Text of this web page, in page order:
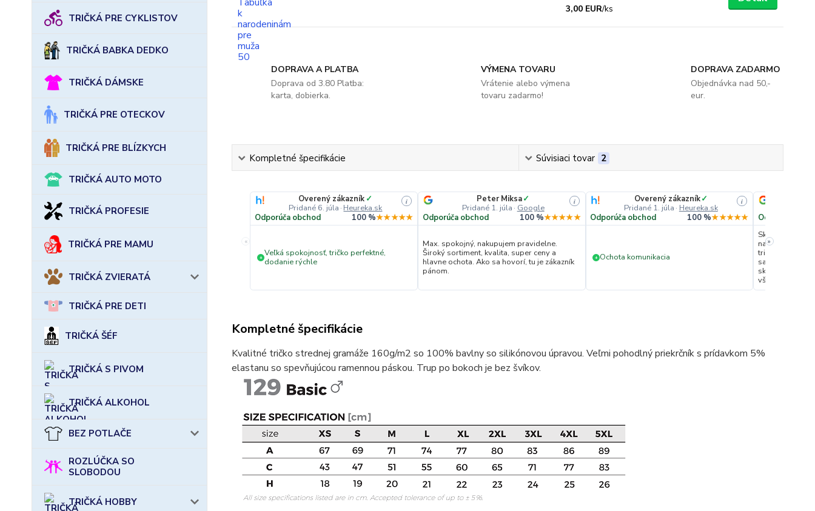
TRIČKÁ PRE CYKLISTOV
TRIČKÁ BABKA DEDKO
TRIČKÁ DÁMSKE
TRIČKÁ PRE OTECKOV
TRIČKÁ PRE BLÍZKYCH
TRIČKÁ AUTO MOTO
TRIČKÁ PROFESIE
TRIČKÁ PRE MAMU
TRIČKÁ ZVIERATÁ
TRIČKÁ PRE DETI
TRIČKÁ ŠÉF
TRIČKÁ S PIVOM
TRIČKÁ ALKOHOL
BEZ POTLAČE
ROZLÚČKA SO
SLOBODOU
TRIČKÁ HOBBY
3,00 EUR/ks
DOPRAVA A PLATBA
Doprava od 3.80 Platba:
karta, dobierka.
VÝMENA TOVARU
Vrátenie alebo výmena
tovaru zadarmo!
DOPRAVA ZADARMO
Objednávka nad 50,-
eur.
Kompletné špecifikácie Súvisiaci tovar 2
«
Overený zákazník ✓
Pridané 6. júla · Heureka.sk
i
Odporúča obchod 100 %★★★★★
+ Veľká spokojnosť, tričko perfektné,
dodanie rýchle
Peter Miksa✓
Pridané 1. júla · Google
i
Odporúča obchod 100 %★★★★★
Max. spokojný, nakupujem pravidelne.
Široký sortiment, kvalita, super ceny a
hlavne ochota. Ako sa hovorí, tu je zákazník
pánom.
Overený zákazník✓
Pridané 1. júla · Heureka.sk
i
Odporúča obchod 100 %★★★★★
+ Ochota komunikacia
Odporúča
Skvelá
najmä
tričko bolo
sa týka kvality,
skutočne
všetkými
»
Kompletné špecifikácie
Kvalitné tričko strednej gramáže 160g/m2 so 100% bavlny so silikónovou úpravou. Veľmi pohodlný priekrčník s prídavkom 5%
elastanu so spevňujúcou ramennou páskou. Trup po bokoch je bez švíkov.